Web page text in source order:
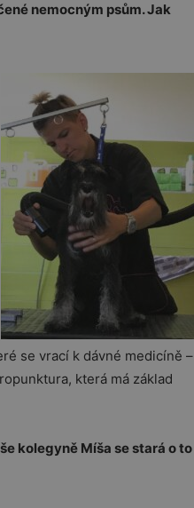
nemocným psům. Jak
se vrací k dávné medicíně –
která má základ
kolegyně Míša se stará o to